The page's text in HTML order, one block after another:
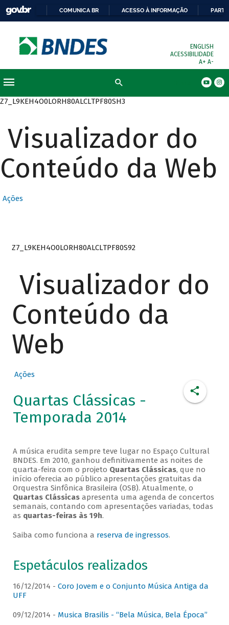
COMUNICA BR ACESSO À INFORMAÇÃO
ENGLISH
ACESSIBILIDADE
A+ A-
Z7_L9KEH4O0LORH80ALCLTPF80SH3
Visualizador do
Conteúdo da Web
Ações
Z7_L9KEH4O0LORH80ALCLTPF80S92
Visualizador do
Conteúdo da
Web
Ações
Quartas Clássicas -
Temporada 2014
A música erudita sempre teve lugar no Espaço Cultural
BNDES. Em 2010, ganhou definitivamente as noites de
quarta-feira com o projeto Quartas Clássicas, que no
início oferecia ao público apresentações gratuitas da
Orquestra Sinfônica Brasileira (OSB). Atualmente, o
Quartas Clássicasapresenta uma agenda de concertos
semanais, contando com apresentações variadas, todas
as quartas-feiras às 19h.
Saiba como funciona a reserva de ingressos.
Espetáculos realizados
16/12/2014 - Coro Jovem e o Conjunto Música Antiga da
UFF
09/12/2014 - Musica Brasilis - “Bela Música, Bela Época”